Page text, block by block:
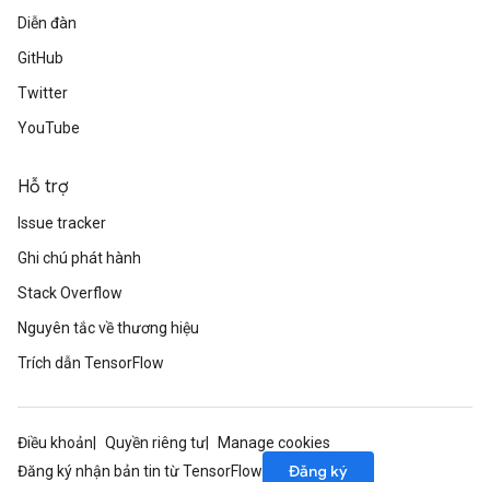
Diễn đàn
GitHub
Twitter
YouTube
Hỗ trợ
Issue tracker
Ghi chú phát hành
Stack Overflow
Nguyên tắc về thương hiệu
Trích dẫn TensorFlow
Điều khoản Quyền riêng tư
Manage cookies
Đăng ký nhận bản tin từ TensorFlow
Đăng ký